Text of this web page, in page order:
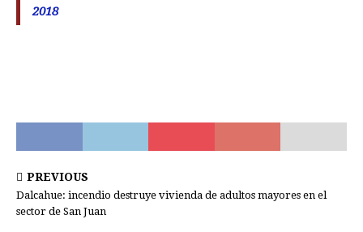
2018
PREVIOUS
Dalcahue: incendio destruye vivienda de adultos mayores en el
sector de San Juan